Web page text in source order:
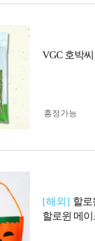
VGC 호박
흥정가능
[해외] 할로
할로윈 메